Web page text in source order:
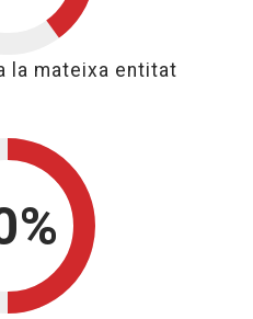
la mateixa entitat